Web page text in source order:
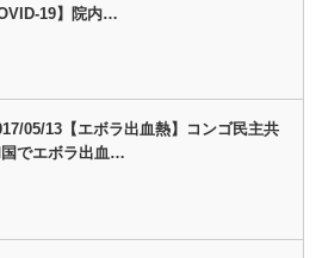
19】院内…
05/13【エボラ出血熱】コンゴ民主共
でエボラ出血…